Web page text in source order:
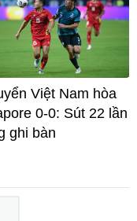
Việt Nam hòa
0-0: Sút 22 lần
ghi bàn